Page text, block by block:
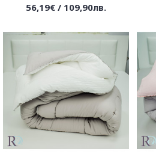
56,19€ / 109,90лв.